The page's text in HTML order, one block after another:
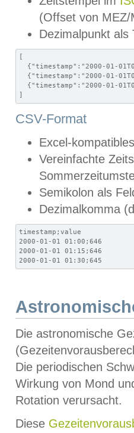
(Offset von MEZ/
Dezimalpunkt als
[
{"timestamp":"2000-01-
{"timestamp":"2000-01-
{"timestamp":"2000-01-
]
CSV-Format
Excel-
Vereinfachte
Semikolon als
Dezimalkomma
timestamp;value
2000-01-01 01:00;646
2000-01-01 01:15;646
2000-01-01 01:30;645
Die astronomische
Die periodischen
Wirkung von Mond
Rotation verursacht.
Diese